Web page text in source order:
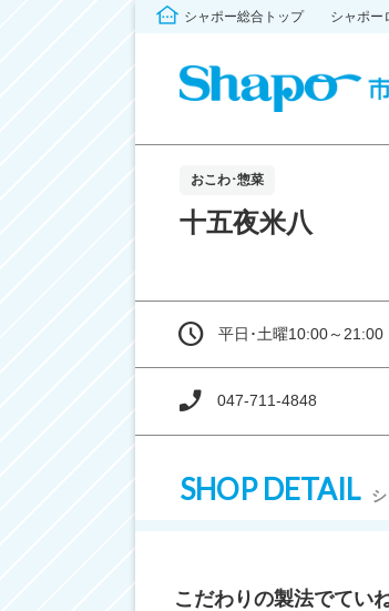
シャポー総合トップ シャポー
おこわ･惣菜
十五夜米八
平日･土曜10:00～
047-711-4848
SHOP DETAIL
こだわりの製法でてい